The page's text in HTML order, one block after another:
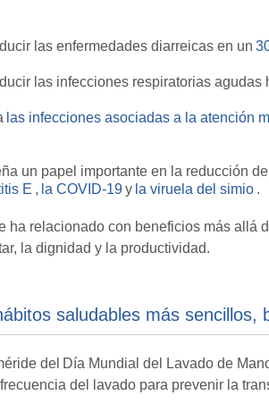
las enfermedades diarreicas en un
las infecciones respiratorias agudas
las infecciones asociadas a la atención
un papel importante en la reducción
E , la COVID-19y la viruela del simio .
ha relacionado con beneficios más allá
la dignidad y la productividad.
saludables más
del Día Mundial del Lavado de
del lavado para prevenir la